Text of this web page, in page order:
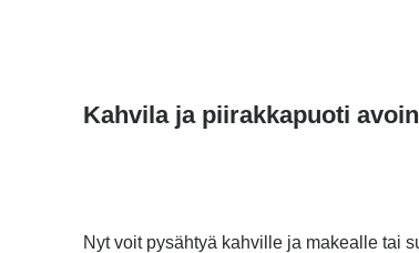
Kahvila ja piirakkapuoti
Nyt voit pysähtyä kahville ja makealle tai